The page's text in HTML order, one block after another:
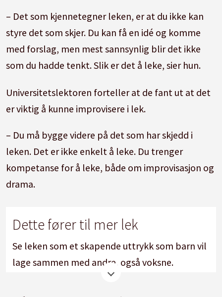
– Det som kjennetegner leken, er at du ikke kan
styre det som skjer. Du kan få en idé og komme
med forslag, men mest sannsynlig blir det ikke
som du hadde tenkt. Slik er det å leke, sier hun.
Universitetslektoren forteller at de fant ut at det
er viktig å kunne improvisere i lek.
– Du må bygge videre på det som har skjedd i
leken. Det er ikke enkelt å leke. Du trenger
kompetanse for å leke, både om improvisasjon og
drama.
Dette fører til mer lek
Se leken som et skapende uttrykk som barn vil
lage sammen med andre, også voksne.